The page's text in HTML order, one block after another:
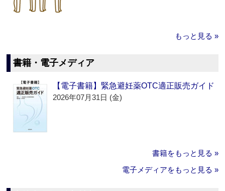
もっと見る »
書籍・電子メディア
【電子書籍】緊急避妊薬OTC適正販売ガイド
2026年07月31日 (金)
書籍をもっと見る »
電子メディアをもっと見る »